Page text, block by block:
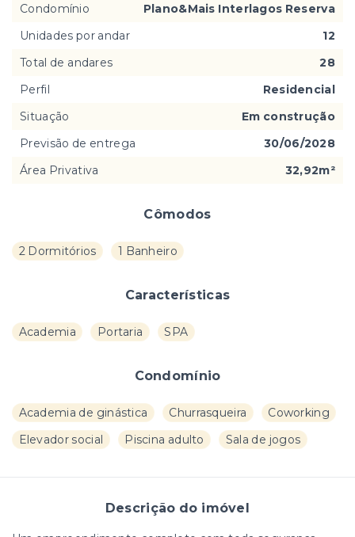
Cômodos
2 Dormitórios 1 Banheiro
Características
Academia Portaria SPA
Condomínio
Academia de ginástica Churrasqueira
Coworking
Elevador social
Piscina adulto Sala de jogos
Descrição do imóvel
Condomínio
Plano&Mais Interlagos Reserva
Unidades por andar
12
Total de andares
28
Perfil
Residencial
Situação
Em construção
Previsão de entrega
30/06/2028
Área Privativa
32,92m²